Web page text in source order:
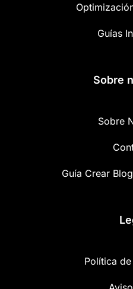
Guías
Sobre
Sobre
Guía Crear
Política